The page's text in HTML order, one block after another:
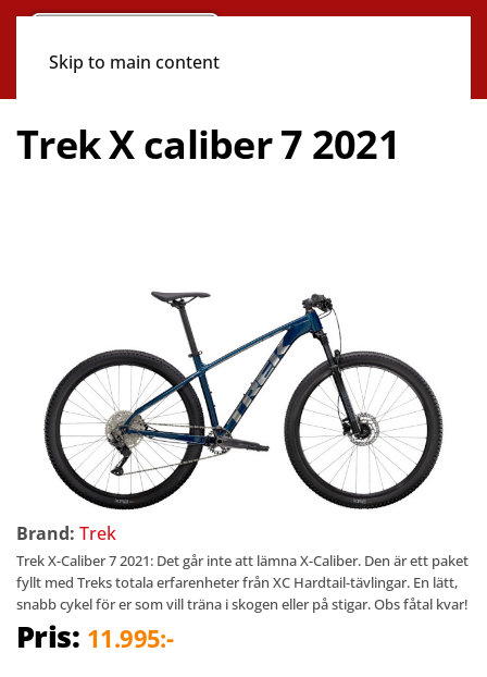
Skip to main content
Trek X caliber 7 2021
Brand: Trek
Trek X-Caliber 7 2021: Det går inte att lämna X-Caliber. Den är ett paket
fyllt med Treks totala erfarenheter från XC Hardtail-tävlingar. En lätt,
snabb cykel för er som vill träna i skogen eller på stigar. Obs fåtal kvar!
Pris: 11.995:-